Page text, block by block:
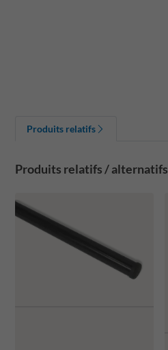
Produits relatifs
Produits relatifs / alternatifs